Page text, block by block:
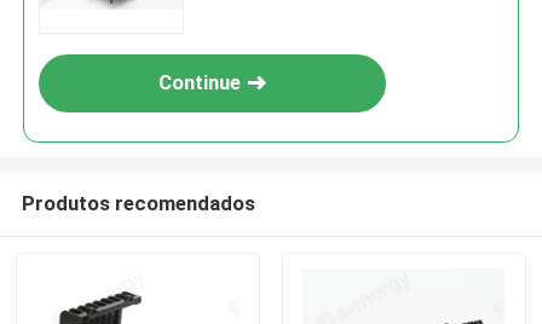
Continue
Produtos recomendados